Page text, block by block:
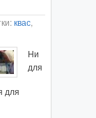
квас,
Ни
для